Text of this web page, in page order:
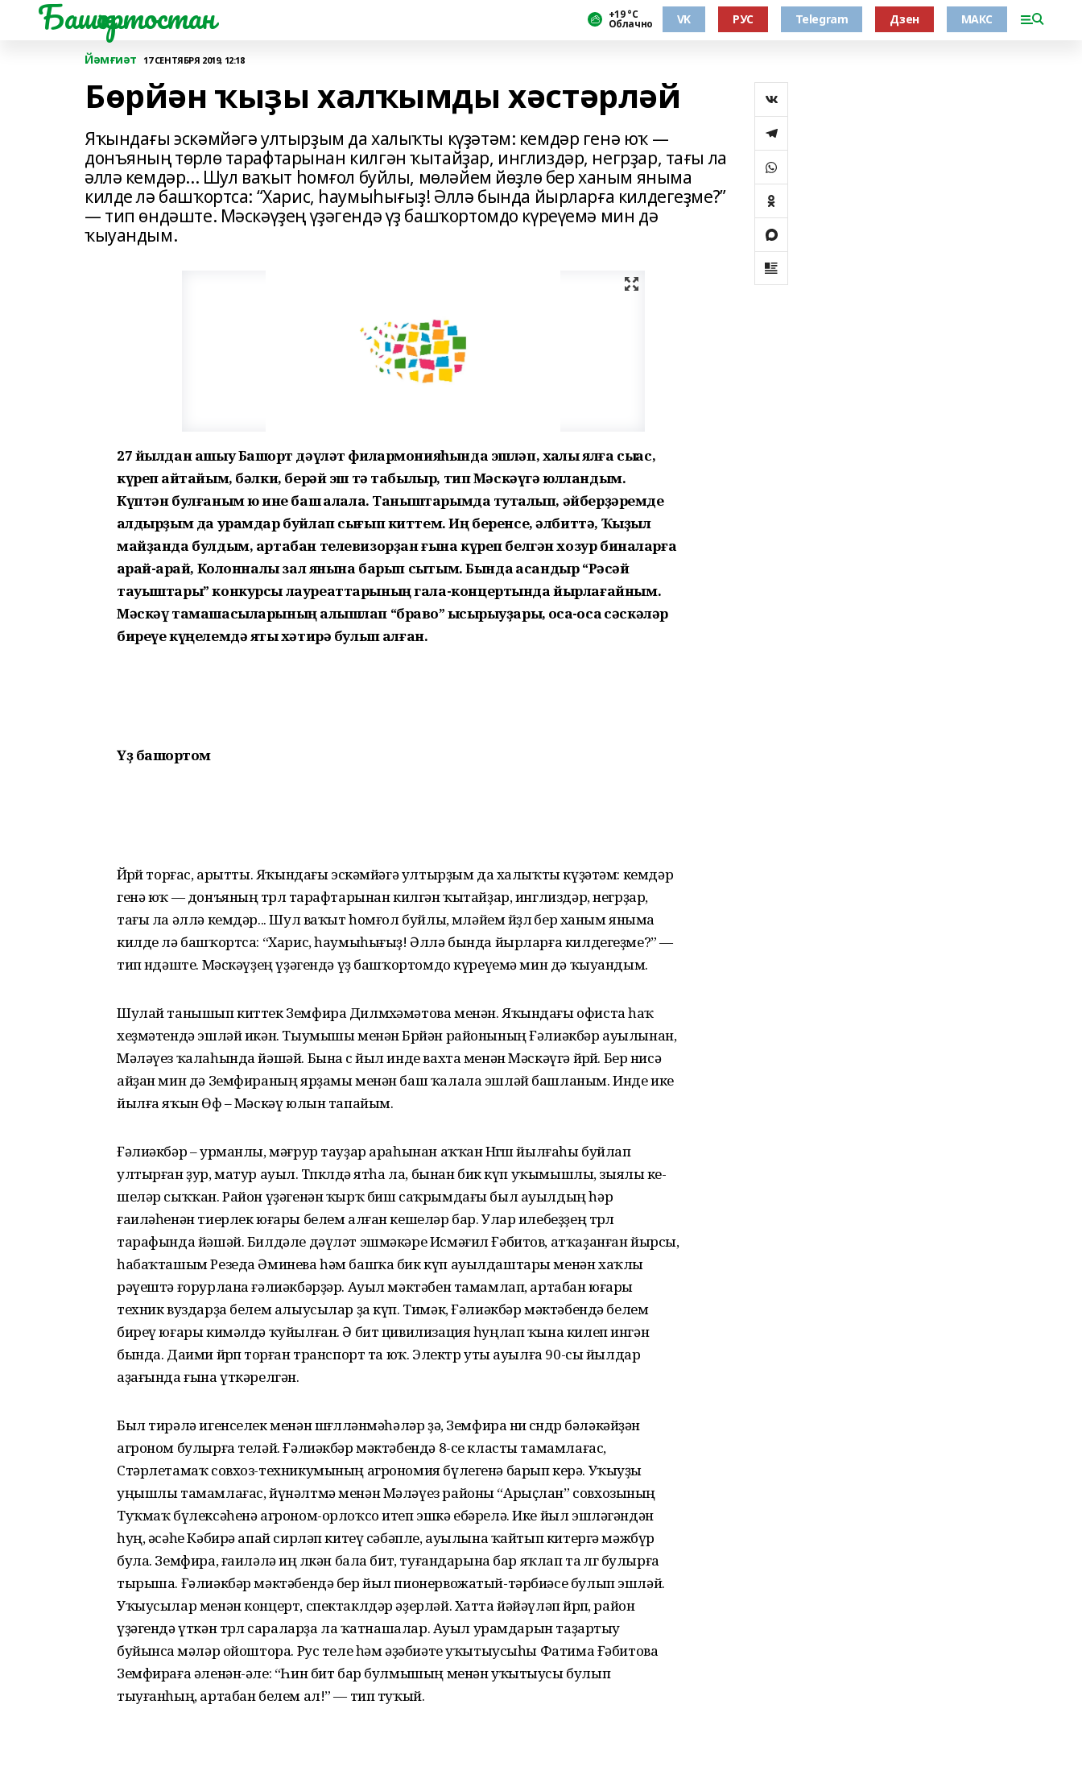
Башҡортостан +19 °С
Облачно VK РУС Telegram Дзен МАКС
Йәмғиәт 17 СЕНТЯБРЯ 2019, 12:18
Бөрйән ҡыҙы халҡымды хәстәрләй
Яҡын­да­ғы эскәм­йәгә ултырҙым да ха­лыҡты күҙәтәм: кемдәр генә юҡ —
донъяның төрлө тарафтарынан кил­гән ҡытайҙар, инглиздәр, негр­ҙар, тағы ла
әллә кемдәр... Шул ваҡыт һомғол буйлы, мөләйем йөҙлө бер ханым яныма
килде лә башҡортса: “Харис, һаумыһығыҙ! Әллә бында йырларға килде­геҙме?”
— тип өндәште. Мәскәүҙең үҙәгендә үҙ башҡортомдо күреүемә мин дә
ҡыуандым.
27 йылдан ашыу Башҡорт дәүләт филармонияһында эшләп, хаҡлы ялға сыҡҡас,
күреп ҡайтайым, бәлки, берәй эш тә табылыр, тип Мәскәүгә юлландым.
Күптән булғаным юҡ ине баш ҡалала. Таныштарымда туҡталып, әйберҙәремде
ҡалдырҙым да урамдар буйлап сығып киттем. Иң беренсе, әлбиттә, Ҡыҙыл
майҙанда булдым, артабан телевизорҙан ғына күреп белгән хозур биналарға
ҡарай-ҡарай, Колонналы зал янына барып сыҡтым. Бында ҡасандыр “Рәсәй
тауыштары” конкурсы лауреаттарының гала-концертында йырлағайным.
Мәскәү тамашасыларының алҡышлап “браво” ҡысҡырыуҙары, ҡосаҡ-ҡосаҡ сәскәләр
биреүе күңелемдә яҡты хәтирә булып ҡалған.
Үҙ башҡортом
Йөрөй торғас, арытты. Яҡын­да­ғы эскәм­йәгә ултырҙым да ха­лыҡты күҙәтәм: кемдәр
генә юҡ — донъяның төрлө тарафтарынан кил­гән ҡытайҙар, инглиздәр, негр­ҙар,
тағы ла әллә кемдәр... Шул ваҡыт һомғол буйлы, мөләйем йөҙлө бер ханым яныма
килде лә башҡортса: “Харис, һаумыһығыҙ! Әллә бында йырларға килде­геҙме?” —
тип өндәште. Мәскәүҙең үҙәгендә үҙ башҡортомдо күреүемә мин дә ҡыуандым.
Шулай танышып киттек Земфира Дил­мө­хәмәтова менән. Яҡындағы офиста һаҡ
хеҙмәтендә эшләй икән. Тыумышы менән Бөрйән районының Ғәлиәкбәр ауылынан,
Мәләүез ҡалаһында йәшәй. Бына өс йыл инде вахта менән Мәскәүгә йөрөй. Бер нисә
айҙан мин дә Земфираның ярҙамы менән баш ҡалала эшләй башланым. Инде ике
йылға яҡын Өфө – Мәскәү юлын тапайым.
Ғәлиәкбәр – урманлы, мәғрур тауҙар араһынан аҡҡан Нөгөш йылғаһы буйлап
ултырған ҙур, матур ауыл. Төпкөлдә ятһа ла, бынан бик күп уҡымышлы, зыялы ке­
шеләр сыҡҡан. Район үҙәгенән ҡырҡ биш саҡрымдағы был ауылдың һәр
ғаиләһенән тиерлек юғары белем алған кешеләр бар. Улар илебеҙҙең төрлө
тарафында йәшәй. Билдәле дәүләт эшмәкәре Исмәғил Ғәбитов, атҡаҙанған йырсы,
һабаҡташым Резеда Әминева һәм башҡа бик күп ауылдаштары менән хаҡлы
рәүештә ғорурлана ғәлиәкбәрҙәр. Ауыл мәктәбен тамамлап, артабан юғары
техник вуздарҙа белем алыусылар ҙа күп. Тимәк, Ғәлиәкбәр мәктәбендә белем
биреү юғары кимәлдә ҡуйылған. Ә бит цивилизация һуңлап ҡына килеп ингән
бында. Даими йөрөп торған транспорт та юҡ. Электр уты ауылға 90-сы йылдар
аҙағында ғына үткәрелгән.
Был тирәлә игенселек менән шөғөллән­мә­һәләр ҙә, Земфира ни өсөндөр бәлә­кәйҙән
агроном булырға теләй. Ғәлиәкбәр мәктәбендә 8-се класты тамамлағас,
Стәрлетамаҡ совхоз-техникумының агрономия бүлегенә барып керә. Уҡыуҙы
уңышлы тамамлағас, йүнәлтмә менән Мәләүез районы “Арыҫлан” совхозының
Туҡмаҡ бүлексәһенә агроном-орлоҡсо итеп эшкә ебәрелә. Ике йыл эшләгәндән
һуң, әсәһе Кәбирә апай сирләп китеү сәбәпле, ауылына ҡайтып китергә мәжбүр
була. Земфира, ғаиләлә иң өлкән бала бит, туғандарына бар яҡлап та өлгө булырға
тырыша. Ғәлиәкбәр мәктәбендә бер йыл пионервожатый-тәрбиәсе булып эшләй.
Уҡыусылар менән концерт, спектаклдәр әҙерләй. Хатта йәйәүләп йөрөп, район
үҙәгендә үткән төрлө сараларҙа ла ҡатна­шалар. Ауыл урамдарын таҙартыу
буйынса өмәләр ойоштора. Рус теле һәм әҙәбиәте уҡытыусыһы Фатима Ғәбитова
Земфираға әленән-әле: “Һин бит бар булмышың менән уҡытыусы булып
тыуғанһың, артабан белем ал!” — тип туҡый.